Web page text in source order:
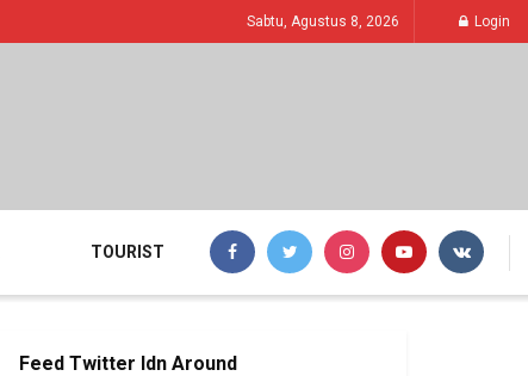
Sabtu, Agustus 8, 2026 Login
TOURIST
Feed Twitter Idn Around